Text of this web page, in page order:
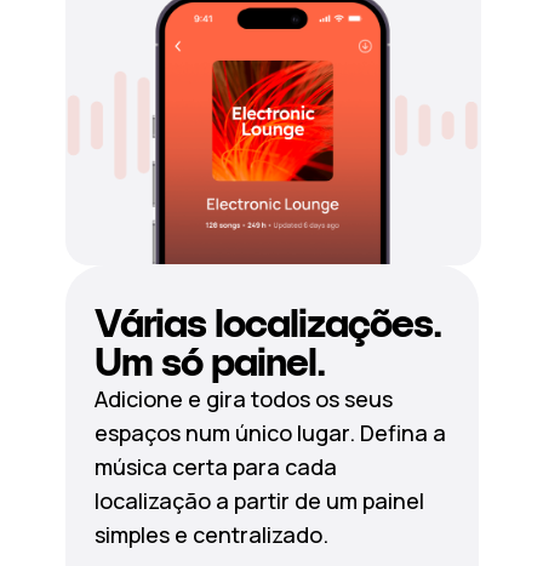
Várias localizações.
Um só painel.
Adicione e gira todos os seus
espaços num único lugar. Defina a
música certa para cada
localização a partir de um painel
simples e centralizado.